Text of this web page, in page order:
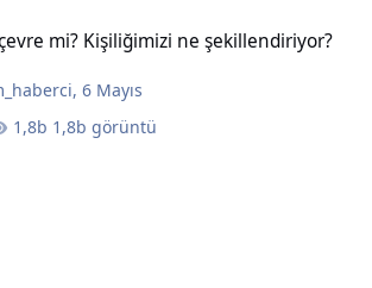
mi? Kişiliğimizi ne şekillendiriyor?
,6 Mayıs
1,8b görüntü